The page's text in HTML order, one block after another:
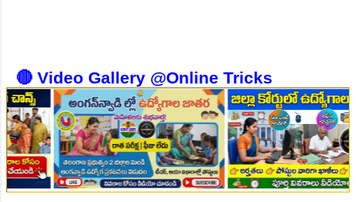
🔴 Video Gallery @Online Tricks